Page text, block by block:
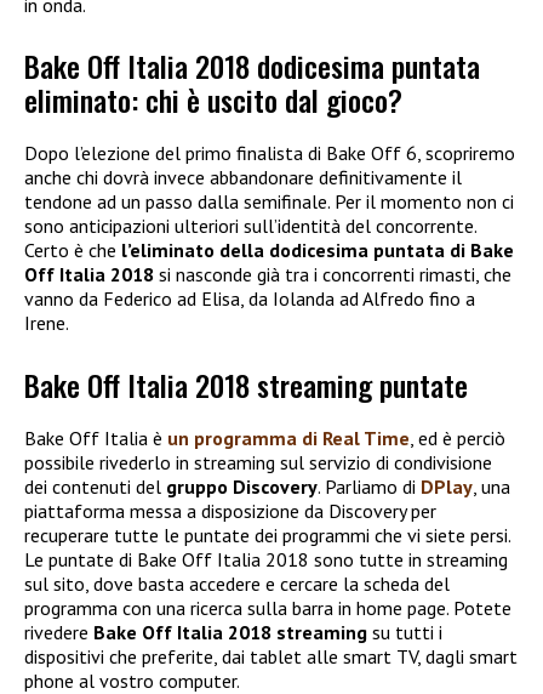
Bake Off Italia 2018 dodicesima puntata
eliminato: chi è uscito dal gioco?
Dopo l’elezione del primo finalista di Bake Off 6, scopriremo
anche chi dovrà invece abbandonare definitivamente il
tendone ad un passo dalla semifinale. Per il momento non ci
sono anticipazioni ulteriori sull’identità del concorrente.
Certo è che l’eliminato della dodicesima puntata di Bake
Off Italia 2018 si nasconde già tra i concorrenti rimasti, che
vanno da Federico ad Elisa, da Iolanda ad Alfredo fino a
Irene.
Bake Off Italia 2018 streaming puntate
Bake Off Italia è un programma di Real Time , ed è perciò
possibile rivederlo in streaming sul servizio di condivisione
dei contenuti del gruppo Discovery. Parliamo di DPlay , una
piattaforma messa a disposizione da Discovery per
recuperare tutte le puntate dei programmi che vi siete persi.
Le puntate di Bake Off Italia 2018 sono tutte in streaming
sul sito, dove basta accedere e cercare la scheda del
programma con una ricerca sulla barra in home page. Potete
rivedere Bake Off Italia 2018 streaming su tutti i
dispositivi che preferite, dai tablet alle smart TV, dagli smart
phone al vostro computer.